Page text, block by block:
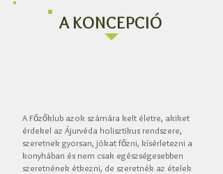
A KONCEPCIÓ
A Főzőklub azok számára kelt életre, akiket
érdekel az Ájurvéda holisztikus rendszere,
szeretnek gyorsan, jókat főzni, kísérletezni a
konyhában és nem csak egészségesebben
szeretnének étkezni, de szeretnék az ételek